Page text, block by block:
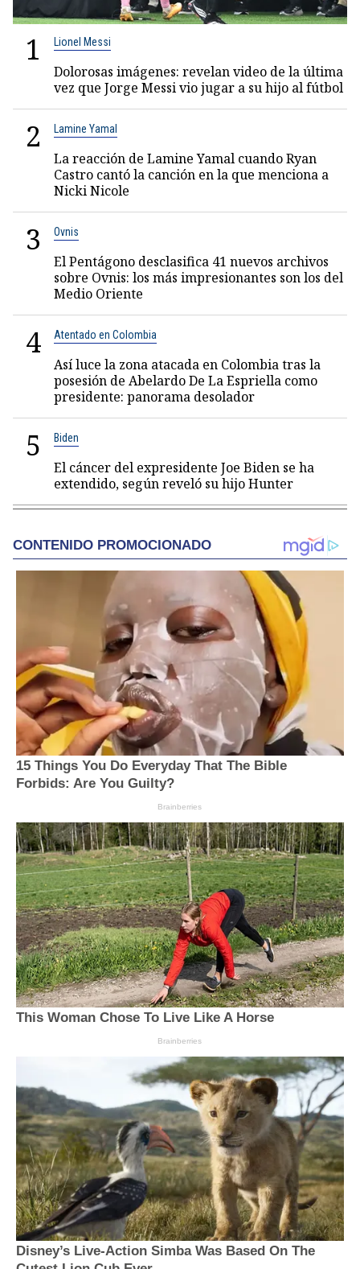
1 Lionel Messi
Dolorosas imágenes: revelan video de la última
vez que Jorge Messi vio jugar a su hijo al fútbol
2 Lamine Yamal
La reacción de Lamine Yamal cuando Ryan
Castro cantó la canción en la que menciona a
Nicki Nicole
3 Ovnis
El Pentágono desclasifica 41 nuevos archivos
sobre Ovnis: los más impresionantes son los del
Medio Oriente
4 Atentado en Colombia
Así luce la zona atacada en Colombia tras la
posesión de Abelardo De La Espriella como
presidente: panorama desolador
5 Biden
El cáncer del expresidente Joe Biden se ha
extendido, según reveló su hijo Hunter